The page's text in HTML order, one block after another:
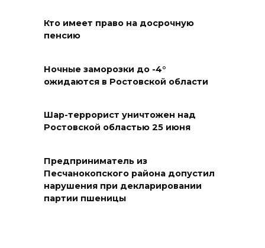
водителей будут
предупреждать об угрозе
08 августа 2026 18:15
повышения доступности
медицинской помощи с
экспертов
08 августа 2026 17:40
Кто имеет право на досрочную
пенсию
Ночные заморозки до -4°
ожидаются в Ростовской области
Шар-террорист уничтожен над
Ростовской областью 25 июня
Предприниматель из
Песчанокопского района допустил
нарушения при декларировании
партии пшеницы